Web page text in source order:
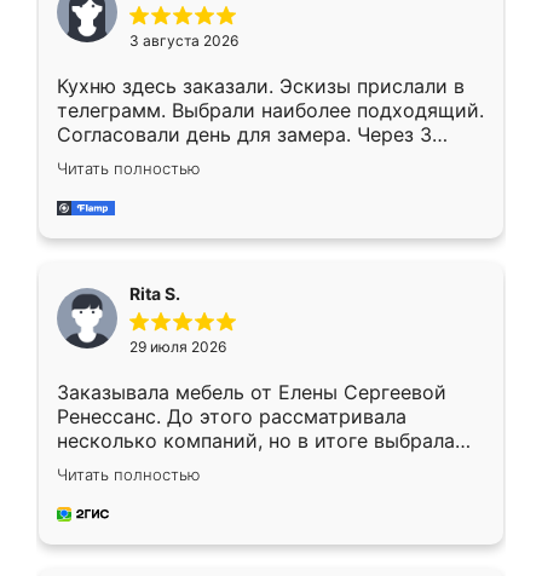
3 августа 2026
Кухню здесь заказали. Эскизы прислали в
телеграмм. Выбрали наиболее подходящий.
Согласовали день для замера. Через 3
недели кухня была уже готова. Остались
довольны работой. Спасибо Ренессанс
мебель за качественную работу!
Читать полностью
Rita S.
29 июля 2026
Заказывала мебель от Елены Сергеевой
Ренессанс. До этого рассматривала
несколько компаний, но в итоге выбрала
эту. Сначала обговорили условия, потом
приехал замерщик, всё спокойно объяснил
и снял размеры. Изготовили в срок, с
Читать полностью